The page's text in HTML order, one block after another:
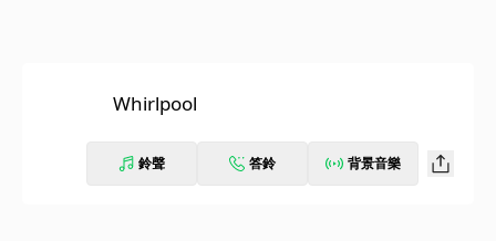
Whirlpool
鈴聲 答鈴 背景音樂